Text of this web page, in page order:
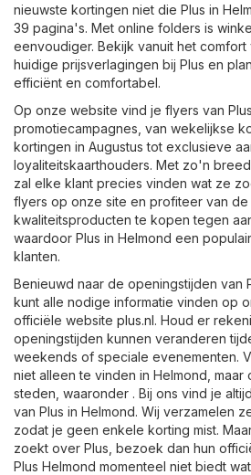
nieuwste kortingen niet die Plus in
39 pagina's. Met online folders is
eenvoudiger. Bekijk vanuit het
huidige prijsverlagingen bij Plus en
efficiënt en comfortabel.
Op onze website vind je flyers van
promotiecampagnes, van wekelijkse
kortingen in Augustus tot exclusieve
loyaliteitskaarthouders. Met zo'n
zal elke klant precies vinden wat ze
flyers op onze site en profiteer van de
kwaliteitsproducten te kopen tegen
waardoor Plus in Helmond een
klanten.
Benieuwd naar de openingstijden van
kunt alle nodige informatie vinden op
officiële website plus.nl. Houd er
openingstijden kunnen veranderen
weekends of speciale evenementen.
niet alleen te vinden in Helmond,
steden, waaronder . Bij ons vind je
van Plus in Helmond. Wij verzamelen
zodat je geen enkele korting mist.
zoekt over Plus, bezoek dan hun
Plus Helmond momenteel niet biedt